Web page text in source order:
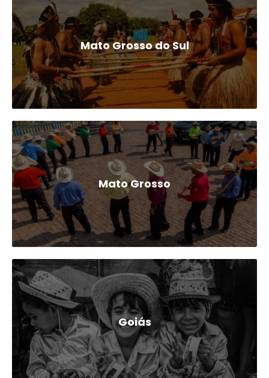
Mato Grosso do Sul
Mato Grosso
Goiás